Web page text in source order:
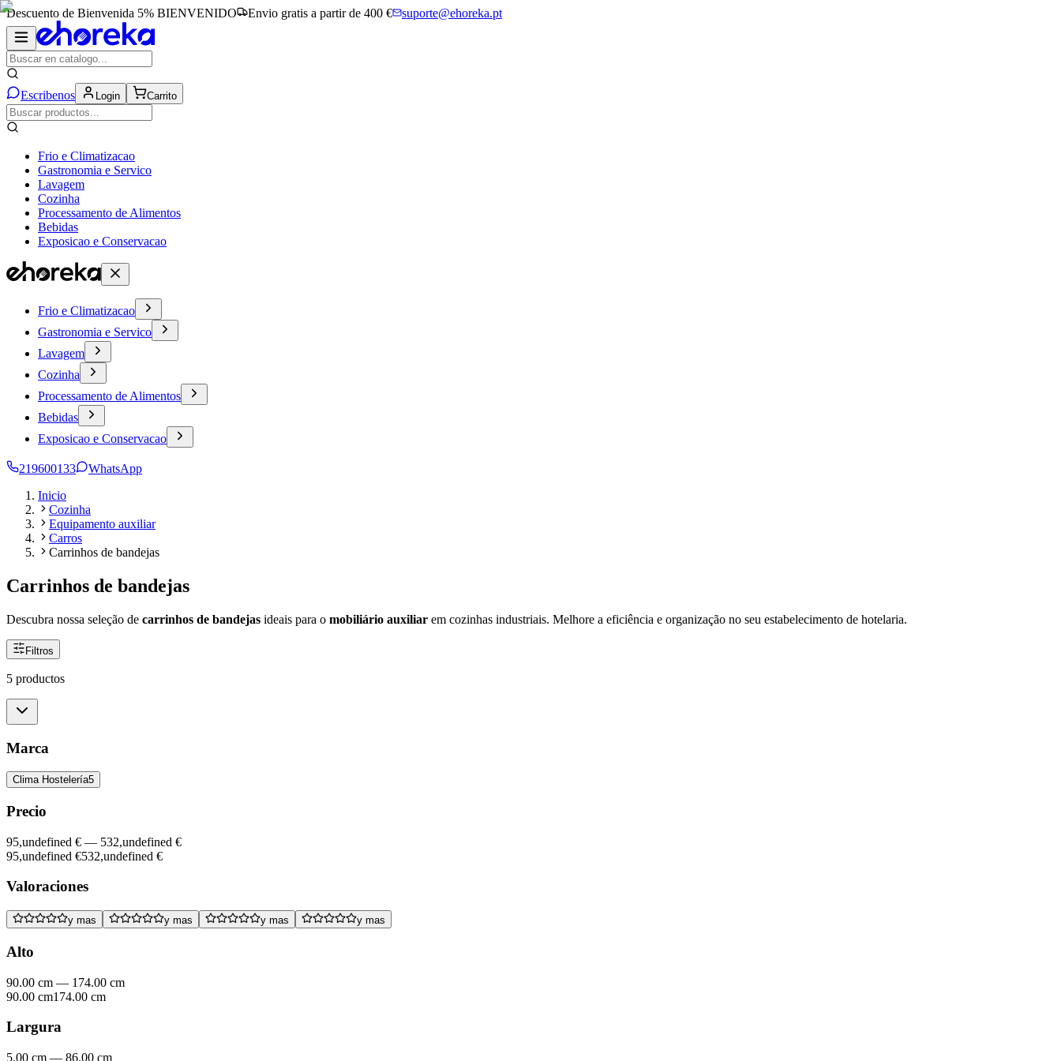
Descuento de Bienvenida 5% BIENVENIDO Envio gratis a partir de 400 € suporte@ehoreka.pt
Escribenos Login Carrito
Frio e Climatizacao
Gastronomia e Servico
Lavagem
Cozinha
Processamento de Alimentos
Bebidas
Exposicao e Conservacao
Frio e Climatizacao
Gastronomia e Servico
Lavagem
Cozinha
Processamento de Alimentos
Bebidas
Exposicao e Conservacao
219600133
WhatsApp
Inicio
Cozinha
Equipamento auxiliar
Carros
Carrinhos de bandejas
Carrinhos de bandejas
Descubra nossa seleção de carrinhos de bandejas ideais para o mobiliário auxiliar em cozinhas industriais. Melhore a eficiência e organização no seu estabelecimento de hotelaria.
Filtros
5 productos
Marca
Clima Hostelería5
Precio
95,undefined € — 532,undefined €
95,undefined €532,undefined €
Valoraciones
y mas y mas y mas y mas
Alto
90.00 cm — 174.00 cm
90.00 cm174.00 cm
Largura
5.00 cm — 86.00 cm